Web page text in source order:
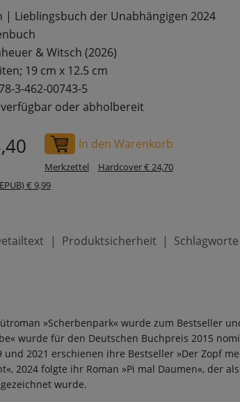
| Lieblingsbuch der Unabhängigen 2024
& Witsch (2026)
19 cm x 12.5 cm
3-462-00743-5
oder abholbereit
In den Warenkorb
Merkzettel
Hardcover € 24,70
€ 9,99
Produktsicherheit Schlagworte
»Scherbenpark« wurde zum Bestseller
wurde für den Deutschen Buchpreis 2015
2021 erschienen ihre Bestseller »Der Zopf
2024 folgte ihr Roman »Pi mal Daumen«, der als
wurde.